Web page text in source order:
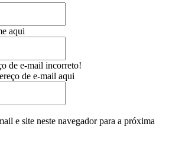
aqui
de e-mail incorreto!
de e-mail aqui
e site neste navegador para a próxima